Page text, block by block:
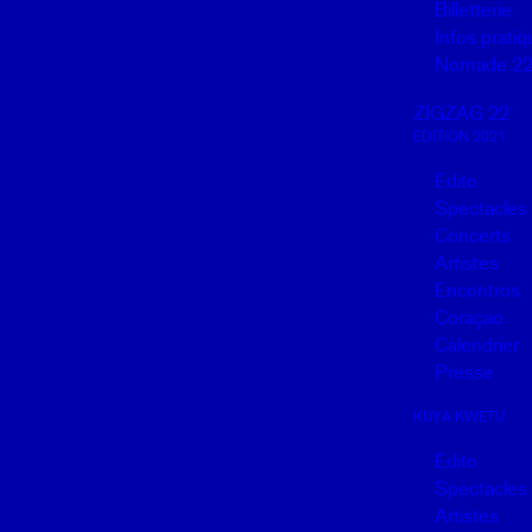
Billetterie
Infos
Nomade 22
ZIGZAG 22
EDITION 2021
Edito
Spectacles
Concerts
Artistes
Encontros
Coraçao
Calendrier
Presse
KUYA KWETU
Edito
Spectacles
Artistes